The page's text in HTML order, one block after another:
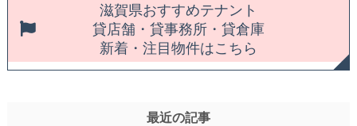
滋賀県おすすめテナント
貸店舗・貸事務所・貸倉庫
新着・注目物件はこちら
最近の記事